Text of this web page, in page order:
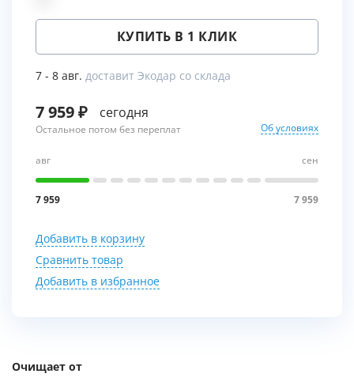
КУПИТЬ В 1 КЛИК
7 - 8 авг. доставит Экодар со склада
7 959 сегодня
Остальное потом без переплат Об условиях
авг
7 959
сен
7 959
Добавить в корзину
Сравнить товар
Добавить в избранное
Очищает от